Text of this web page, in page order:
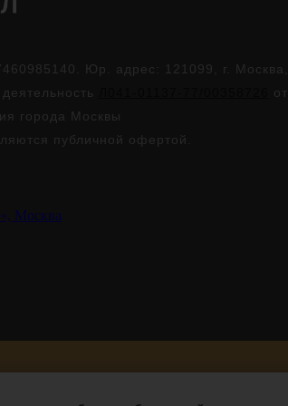
Юр. адрес: 121099, г. Москва,
от
города Москвы
публичной офертой.